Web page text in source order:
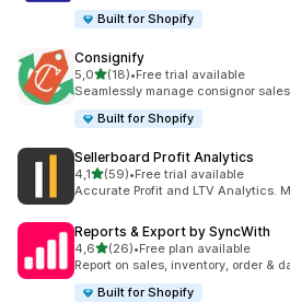
Built for Shopify
Consignify
5,0z 5 hvězd
(18)
Celkový počet recenzí: 18
•Free trial available
Seamlessly manage consignor
Built for Shopify
Sellerboard Profit Analytics
4,1z 5 hvězd
(59)
Celkový počet recenzí: 59
•Free trial available
Accurate Profit and LTV Analytics.
Reports & Export by SyncWith
4,6z 5 hvězd
(26)
Celkový počet recenzí: 26
•Free plan available
Report on sales, inventory, order &
Built for Shopify